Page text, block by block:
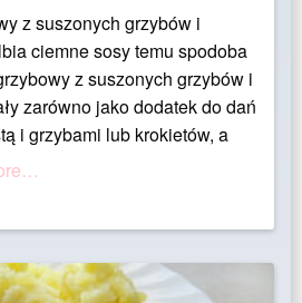
z suszonych grzybów i
ciemne sosy temu spodoba
z suszonych grzybów i
zarówno jako dodatek do dań
i grzybami lub krokietów, a